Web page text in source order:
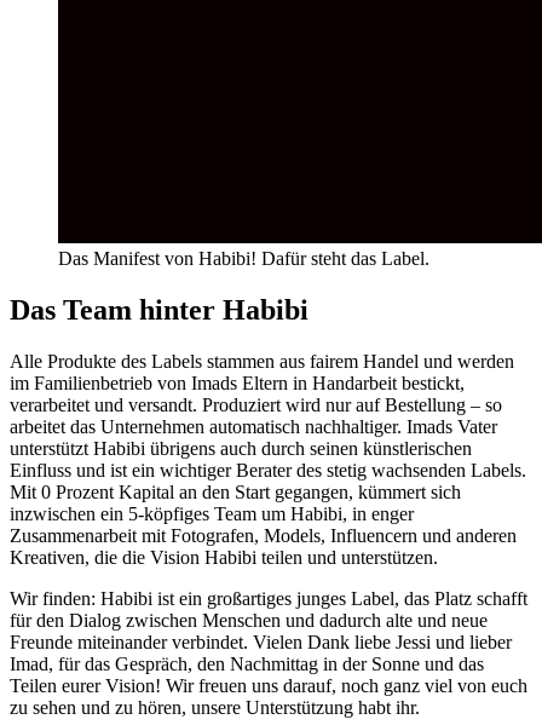
Das Manifest von Habibi! Dafür steht das Label.
Das Team hinter Habibi
Alle Produkte des Labels stammen aus fairem Handel und werden
im Familienbetrieb von Imads Eltern in Handarbeit bestickt,
verarbeitet und versandt. Produziert wird nur auf Bestellung – so
arbeitet das Unternehmen automatisch nachhaltiger. Imads Vater
unterstützt Habibi übrigens auch durch seinen künstlerischen
Einfluss und ist ein wichtiger Berater des stetig wachsenden Labels.
Mit 0 Prozent Kapital an den Start gegangen, kümmert sich
inzwischen ein 5-köpfiges Team um Habibi, in enger
Zusammenarbeit mit Fotografen, Models, Influencern und anderen
Kreativen, die die Vision Habibi teilen und unterstützen.
Wir finden: Habibi ist ein großartiges junges Label, das Platz schafft
für den Dialog zwischen Menschen und dadurch alte und neue
Freunde miteinander verbindet. Vielen Dank liebe Jessi und lieber
Imad, für das Gespräch, den Nachmittag in der Sonne und das
Teilen eurer Vision! Wir freuen uns darauf, noch ganz viel von euch
zu sehen und zu hören, unsere Unterstützung habt ihr.